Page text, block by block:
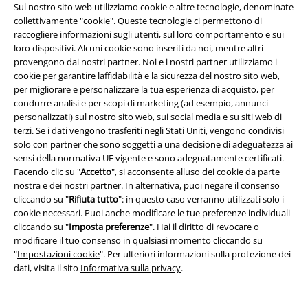
Sul nostro sito web utilizziamo cookie e altre tecnologie, denominate
collettivamente "cookie". Queste tecnologie ci permettono di
raccogliere informazioni sugli utenti, sul loro comportamento e sui
loro dispositivi. Alcuni cookie sono inseriti da noi, mentre altri
provengono dai nostri partner. Noi e i nostri partner utilizziamo i
cookie per garantire laffidabilità e la sicurezza del nostro sito web,
per migliorare e personalizzare la tua esperienza di acquisto, per
condurre analisi e per scopi di marketing (ad esempio, annunci
personalizzati) sul nostro sito web, sui social media e su siti web di
terzi. Se i dati vengono trasferiti negli Stati Uniti, vengono condivisi
solo con partner che sono soggetti a una decisione di adeguatezza ai
sensi della normativa UE vigente e sono adeguatamente certificati.
Facendo clic su "Accetto", si acconsente alluso dei cookie da parte
nostra e dei nostri partner. In alternativa, puoi negare il consenso
cliccando su "Rifiuta tutto": in questo caso verranno utilizzati solo i
cookie necessari. Puoi anche modificare le tue preferenze individuali
cliccando su "Imposta preferenze". Hai il diritto di revocare o
modificare il tuo consenso in qualsiasi momento cliccando su
"Impostazioni cookie". Per ulteriori informazioni sulla protezione dei
dati, visita il sito Informativa sulla privacy.
Info legali
Termini & Condizioni
Redazione
Legge sulla Privacy
Smaltimento rifiuti e protezione dell’ambiente
Dichiarazione di Conformità